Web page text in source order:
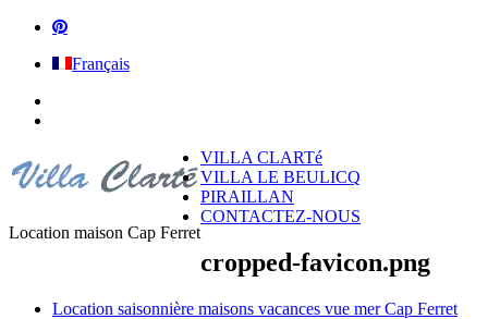
Français
Location maison Cap Ferret
VILLA CLARTé
VILLA LE BEULICQ
PIRAILLAN
CONTACTEZ-NOUS
cropped-favicon.png
Location saisonnière maisons vacances vue mer Cap Ferret